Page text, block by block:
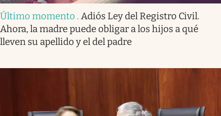
Último momento . Adiós Ley del Registro Civil.
Ahora, la madre puede obligar a los hijos a qué
lleven su apellido y el del padre